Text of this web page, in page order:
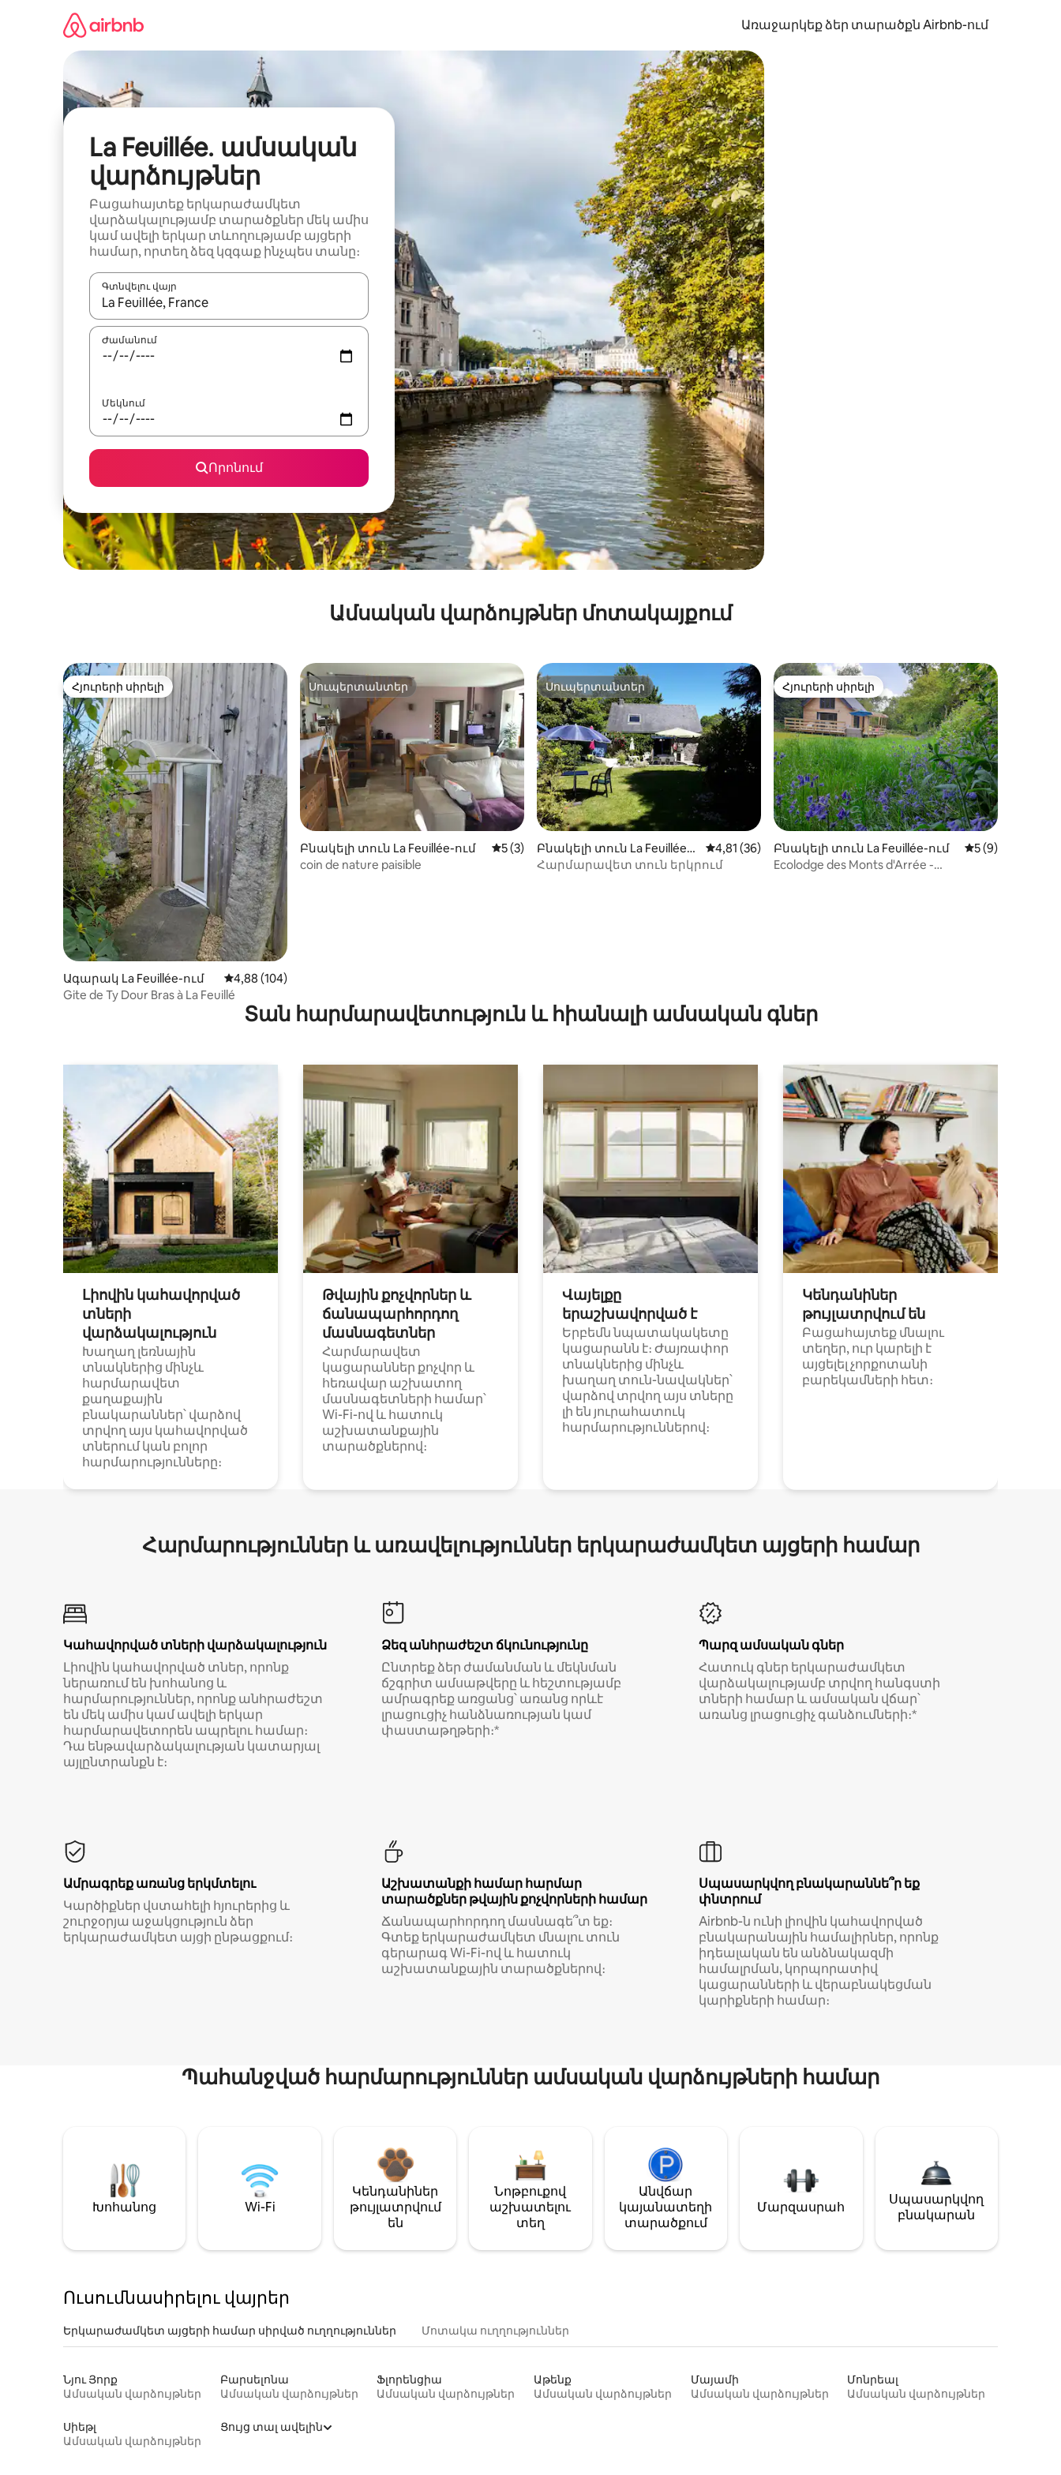
բովանդակությանը
Առաջարկեք ձեր տարածքն Airbnb-ում
La Feuillée․ ամսական
վարձույթներ
Բացահայտեք երկարաժամկետ
վարձակալությամբ տարածքներ մեկ ամիս
կամ ավելի երկար տևողությամբ այցերի
համար, որտեղ ձեզ կզգաք ինչպես տանը։
Գտնվելու վայր
Երբ արդյունքները հասանելի լինեն, սլաքների ստեղներով նավարկեք վեր և վար կամ ուսումնասիրեք հպելով կամ մատը սահեցնելով։
Ժամանում
Մեկնում
Որոնում
Ամսական վարձույթներ մոտակայքում
Հյուրերի սիրելի
Հյուրերի սիրելի
Ագարակ La Feuillée-ում Միջին վարկանիշը՝ 5-ից 4,88, 104 կարծիք
4,88 (104)
Gite de Ty Dour Bras à La Feuillé
Սուպերտանտեր
Սուպերտանտեր
Բնակելի տուն La Feuillée-ում Միջին վարկանիշը՝ 5-ից 5, 3 կարծիք
5 (3)
coin de nature paisible
Սուպերտանտեր
Սուպերտանտեր
Բնակելի տուն La Feuillée-ո
ւմ
Միջին վարկանիշը՝ 5-ից 4,81, 36 կարծիք
4,81 (36)
Հարմարավետ տուն երկրում
Հյուրերի սիրելի
Հյուրերի սիրելի
Բնակելի տուն La Feuillée-ում Միջին
5 (9)
Ecolodge des Monts d'Arrée -
Տան հարմարավետություն և հիանալի ամսական գներ
Լիովին կահավորված
տների
վարձակալություն
Խաղաղ լեռնային
տնակներից մինչև
հարմարավետ
քաղաքային
բնակարաններ՝ վարձով
տրվող այս կահավորված
տներում կան բոլոր
հարմարությունները։
Թվային քոչվորներ և
ճանապարհորդող
մասնագետներ
Հարմարավետ
կացարաններ քոչվոր և
հեռավար աշխատող
մասնագետների համար՝
Wi-Fi-ով և հատուկ
աշխատանքային
տարածքներով։
Վայելքը
երաշխավորված է
Երբեմն նպատակակետը
կացարանն է։ Ժայռափոր
տնակներից մինչև
խաղաղ տուն-նավակներ՝
վարձով տրվող այս տները
լի են յուրահատուկ
հարմարություններով։
Կենդանիներ
թույլատրվում են
Բացահայտեք մնալու
տեղեր, ուր կարելի է
այցելել չորքոտանի
բարեկամների հետ։
Հարմարություններ և առավելություններ երկարաժամկետ այցերի համար
Կահավորված տների վարձակալություն
Լիովին կահավորված տներ, որոնք
ներառում են խոհանոց և
հարմարություններ, որոնք անհրաժեշտ
են մեկ ամիս կամ ավելի երկար
հարմարավետորեն ապրելու համար։
Դա ենթավարձակալության կատարյալ
այլընտրանքն է։
Ձեզ անհրաժեշտ ճկունությունը
Ընտրեք ձեր ժամանման և մեկնման
ճշգրիտ ամսաթվերը և հեշտությամբ
ամրագրեք առցանց՝ առանց որևէ
լրացուցիչ հանձնառության կամ
փաստաթղթերի։*
Պարզ ամսական գներ
Հատուկ գներ երկարաժամկետ
վարձակալությամբ տրվող հանգստի
տների համար և ամսական վճար՝
առանց լրացուցիչ գանձումների։*
Ամրագրեք առանց երկմտելու
Կարծիքներ վստահելի հյուրերից և
շուրջօրյա աջակցություն ձեր
երկարաժամկետ այցի ընթացքում։
Աշխատանքի համար հարմար
տարածքներ թվային քոչվորների համար
Ճանապարհորդող մասնագե՞տ եք։
Գտեք երկարաժամկետ մնալու տուն
գերարագ Wi-Fi-ով և հատուկ
աշխատանքային տարածքներով։
Սպասարկվող բնակարաննե՞ր եք
փնտրում
Airbnb-ն ունի լիովին կահավորված
բնակարանային համալիրներ, որոնք
իդեալական են անձնակազմի
համալրման, կորպորատիվ
կացարանների և վերաբնակեցման
կարիքների համար։
Պահանջված հարմարություններ ամսական վարձույթների համար
Խոհանոց Wi-Fi
Կենդանիներ
թույլատրվում
են
Նոթբուքով
աշխատելու
տեղ
Անվճար
կայանատեղի
տարածքում
Մարզասրահ
Սպասարկվող
բնակարան
Ուսումնասիրելու վայրեր
Երկարաժամկետ այցերի համար սիրված ուղղություններ Մոտակա ուղղություններ
Նյու Յորք
Ամսական վարձույթներ
Բարսելոնա
Ամսական վարձույթներ
Ֆլորենցիա
Ամսական վարձույթներ
Աթենք
Ամսական վարձույթներ
Մայամի
Ամսական վարձույթներ
Մոնրեալ
Ամսական վարձույթներ
Սիեթլ
Ամսական վարձույթներ
Ցույց տալ ավելին